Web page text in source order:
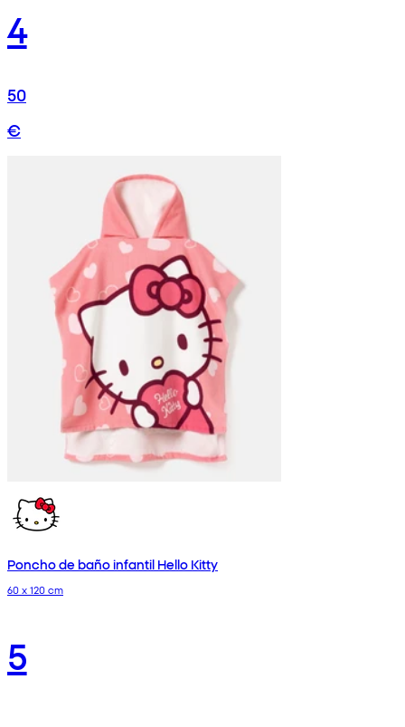
4
50
€
Poncho de baño infantil Hello Kitty
60 x 120 cm
5